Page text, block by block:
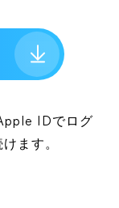
IDでログ
ます。